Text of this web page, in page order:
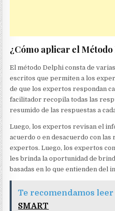
¿Cómo aplicar el
El método Delphi consta de
escritos que permiten a los
de que los expertos respondan
facilitador recopila todas las
resumido de las respuestas a
Luego, los expertos revisan el
acuerdo o en desacuerdo con
expertos. Luego, los expertos
les brinda la oportunidad de
basadas en lo que entienden del
Te recomendamos leer
SMART